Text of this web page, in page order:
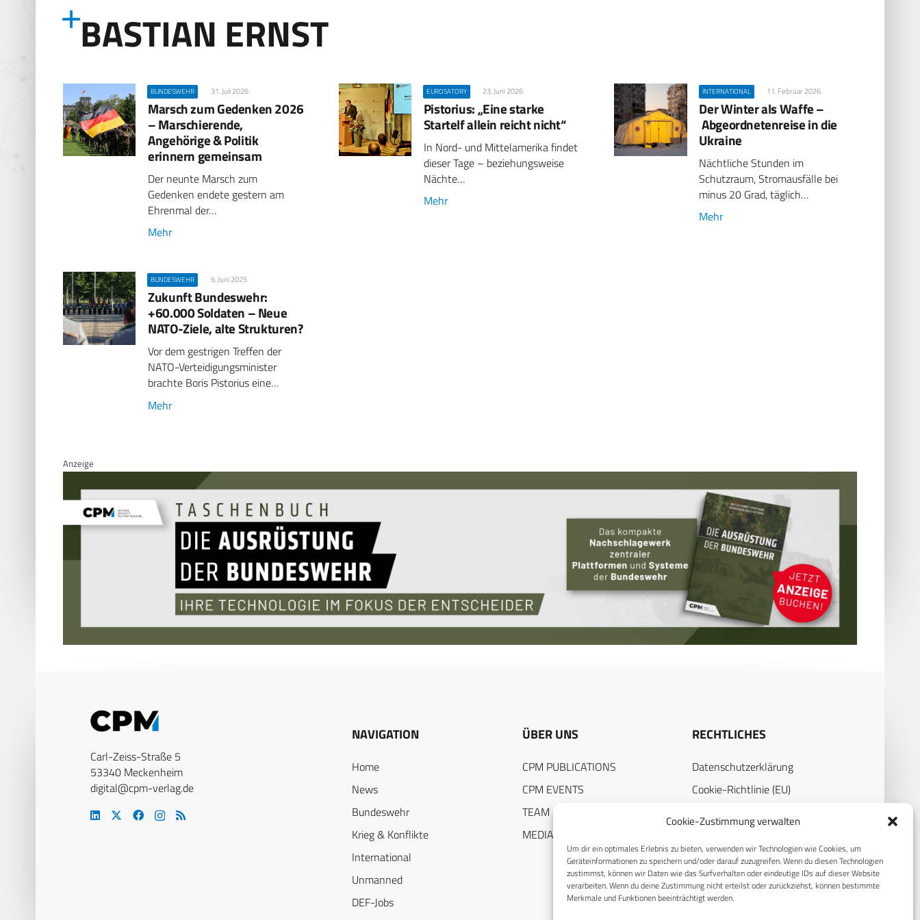
Cookie-Zustimmung verwalten
Um dir ein optimales Erlebnis zu bieten, verwenden wir Technologien wie Cookies, um
Geräteinformationen zu speichern und/oder darauf zuzugreifen. Wenn du diesen Technologien
zustimmst, können wir Daten wie das Surfverhalten oder eindeutige IDs auf dieser Website
verarbeiten. Wenn du deine Zustimmung nicht erteilst oder zurückziehst, können bestimmte
Merkmale und Funktionen beeinträchtigt werden.
BASTIAN ERNST
BUNDESWEHR 31. Juli 2026
Marsch zum Gedenken 2026
– Marschierende,
Angehörige & Politik
erinnern gemeinsam
Der neunte Marsch zum
Gedenken endete gestern am
Ehrenmal der…
Mehr
EUROSATORY 23. Juni 2026
Pistorius: „Eine starke
Startelf allein reicht nicht“
In Nord- und Mittelamerika findet
dieser Tage – beziehungsweise
Nächte…
Mehr
INTERNATIONAL 11. Februar 2026
Der Winter als Waffe –
Abgeordnetenreise in die
Ukraine
Nächtliche Stunden im
Schutzraum, Stromausfälle bei
minus 20 Grad, täglich…
Mehr
BUNDESWEHR 6. Juni 2025
Zukunft Bundeswehr:
+60.000 Soldaten – Neue
NATO-Ziele, alte Strukturen?
Vor dem gestrigen Treffen der
NATO-Verteidigungsminister
brachte Boris Pistorius eine…
Mehr
Anzeige
Carl-Zeiss-Straße 5
53340 Meckenheim
digital@cpm-verlag.de
NAVIGATION
Home
News
Bundeswehr
Krieg & Konflikte
International
Unmanned
DEF-Jobs
ÜBER UNS
CPM PUBLICATIONS
CPM EVENTS
TEAM
MEDIADATEN
RECHTLICHES
Datenschutzerklärung
Cookie-Richtlinie (EU)
Impressum